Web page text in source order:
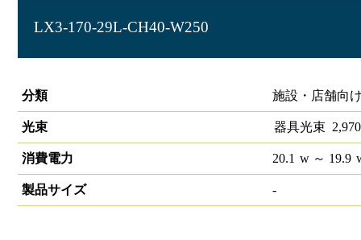
LX3-170-29L-CH40-W250
分類
施設・店舗向
光束 器具光束 2,970
消費電力 20.1 w～ 19.9
製品サイズ -